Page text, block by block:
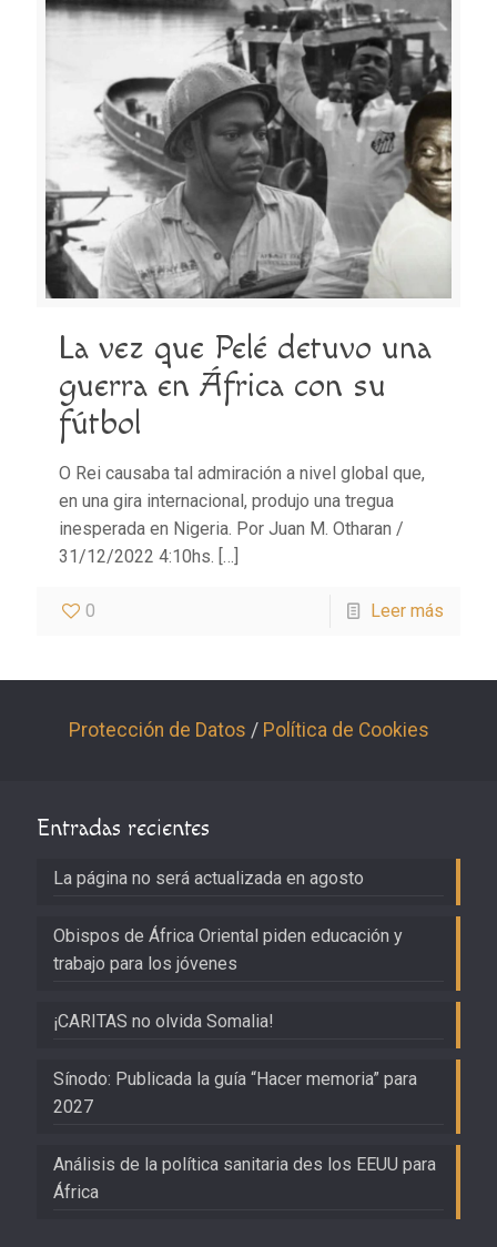
La vez que Pelé detuvo una
guerra en África con su
fútbol
O Rei causaba tal admiración a nivel global que,
en una gira internacional, produjo una tregua
inesperada en Nigeria. Por Juan M. Otharan /
31/12/2022 4:10hs. […]
0 Leer más
Protección de Datos / Política de Cookies
Entradas recientes
La página no será actualizada en agosto
Obispos de África Oriental piden educación y
trabajo para los jóvenes
¡CARITAS no olvida Somalia!
Sínodo: Publicada la guía “Hacer memoria” para
2027
Análisis de la política sanitaria des los EEUU para
África